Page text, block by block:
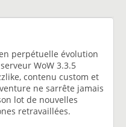
perpétuelle évolution
WoW 3.3.5
contenu custom et
ne sarrête jamais
lot de nouvelles
retravaillées.